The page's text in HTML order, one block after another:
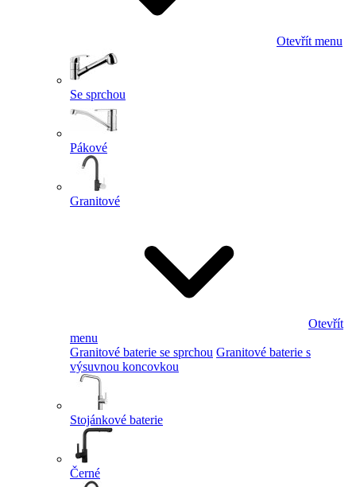
Otevřít menu
Se sprchou
Pákové
Granitové
Otevřít
menu
Granitové baterie se sprchou Granitové baterie s
výsuvnou koncovkou
Stojánkové baterie
Černé